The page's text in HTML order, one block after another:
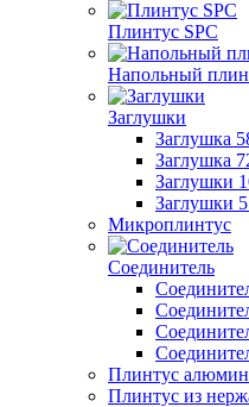
Плинтус SPC
Напольный
Заглушки
Заглушка
Заглушка
Заглушки
Заглушки
Микроплинтус
Соединитель
Плинтус
Плинтус из